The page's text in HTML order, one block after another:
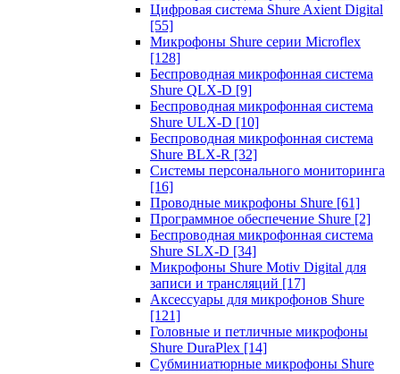
Цифровая система Shure Axient Digital
[55]
Микрофоны Shure серии Microflex
[128]
Беспроводная микрофонная система
Shure QLX-D [9]
Беспроводная микрофонная система
Shure ULX-D [10]
Беспроводная микрофонная система
Shure BLX-R [32]
Системы персонального мониторинга
[16]
Проводные микрофоны Shure [61]
Программное обеспечение Shure [2]
Беспроводная микрофонная система
Shure SLX-D [34]
Микрофоны Shure Motiv Digital для
записи и трансляций [17]
Аксессуары для микрофонов Shure
[121]
Головные и петличные микрофоны
Shure DuraPlex [14]
Субминиатюрные микрофоны Shure